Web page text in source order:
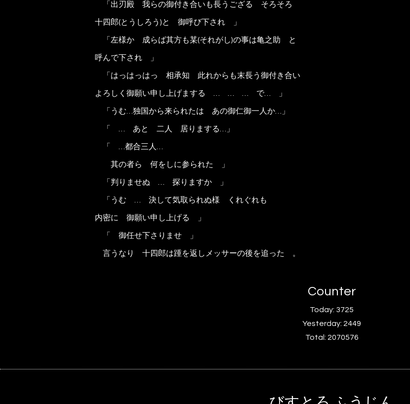
「出刃殿 我らの御付き合いも長うござる そろそろ
十四郎(とうしろう)と 御呼び下され 」
「左様か 成らば其方も某(それがし)の事は亀之助 と
呼んで下され 」
「はっはっはっ 相承知 此れからも末長う御付き合い
よろしく御願い申し上げまする … … … で… 」
「うむ…独国から来られたは あの御仁御一人か…」
「 … あと 二人 居りまする…」
「 …都合三人…
其の者ら 何をしに参られた 」
「判りませぬ … 探りますか 」
「うむ … 決して気取られぬ様 くれぐれも
内密に 御願い申し上げる 」
「 御任せ下さりませ 」
言うなり 十四郎は踵を返しメッサーの後を追った 。
Counter
Today: 3725
Yesterday: 2449
Total: 2070576